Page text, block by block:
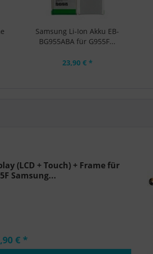
Samsung Li-Ion Akku EB-
BG955ABA für G955F...
23,90 € *
(LCD + Touch) + Frame für
Samsung...
€ *